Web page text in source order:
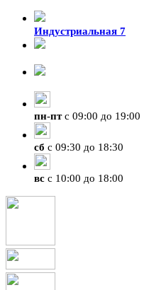
Индустриальная 7
пн-птс 09:00 до 19:00
сб с 09:30 до 18:30
вс с 10:00 до 18:00